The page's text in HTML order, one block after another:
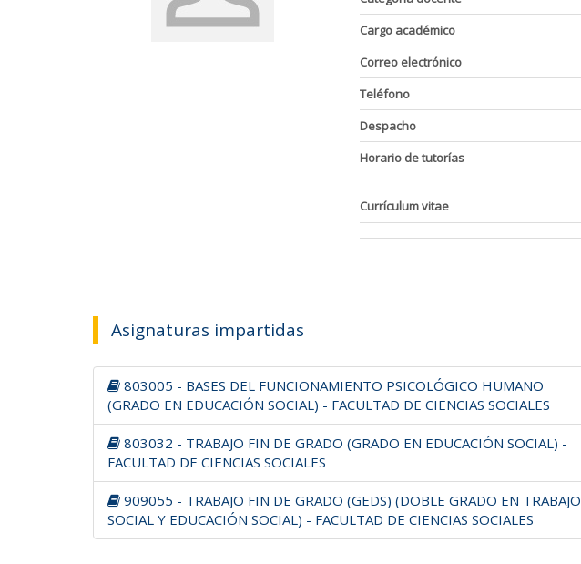
Cargo académico
Correo electrónico
Teléfono
Despacho
Horario de tutorías
Currículum vitae
Asignaturas impartidas
803005 - BASES DEL FUNCIONAMIENTO PSICOLÓGICO HUMANO
(GRADO EN EDUCACIÓN SOCIAL) - FACULTAD DE CIENCIAS SOCIALES
803032 - TRABAJO FIN DE GRADO (GRADO EN EDUCACIÓN SOCIAL) -
FACULTAD DE CIENCIAS SOCIALES
909055 - TRABAJO FIN DE GRADO (GEDS) (DOBLE GRADO EN TRABAJO
SOCIAL Y EDUCACIÓN SOCIAL) - FACULTAD DE CIENCIAS SOCIALES